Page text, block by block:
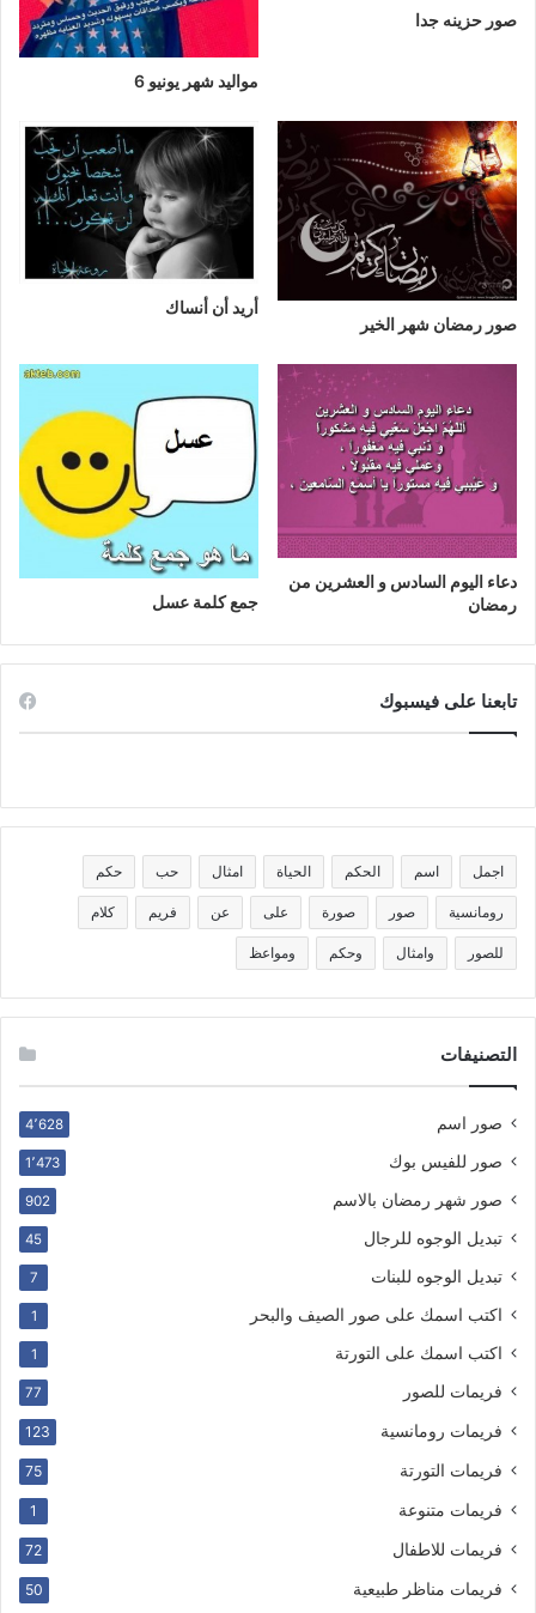
صور حزينه جدا
مواليد شهر يونيو 6
صور رمضان شهر الخير
أريد أن أنساك
دعاء اليوم السادس و العشرين من
رمضان
جمع كلمة عسل
تابعنا على فيسبوك
اجمل اسم الحكم الحياة امثال حب حكم
رومانسية صور صورة على عن فريم كلام
للصور وامثال وحكم ومواعظ
التصنيفات
صور اسم 4٬628
صور للفيس بوك 1٬473
صور شهر رمضان بالاسم 902
تبديل الوجوه للرجال 45
تبديل الوجوه للبنات 7
اكتب اسمك على صور الصيف والبحر 1
اكتب اسمك على التورتة 1
فريمات للصور 77
فريمات رومانسية 123
فريمات التورتة 75
فريمات متنوعة 1
فريمات للاطفال 72
فريمات مناظر طبيعية 50